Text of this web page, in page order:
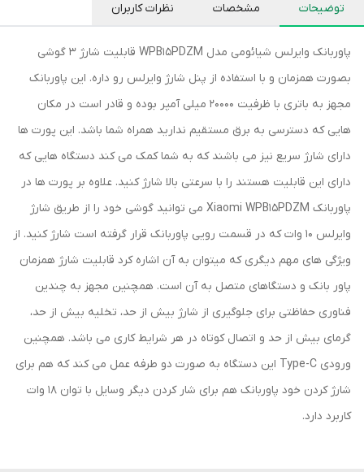
توضیحات مشخصات نظرات کاربران
پاوربانک وایرلس شیائومی مدل WPB15PDZM قابلیت شارژ 3 گوشی
بصورت همزمان و با استفاده از پنل شارژ وایرلس رو داره. این پاوربانک
مجهز به باتری با ظرفیت 20000 میلی آمپر بوده و قادر است در مکان
هایی که دسترسی به برق مستقیم ندارید همراه شما باشد. این پورت ها
دارای شارژ سریع نیز می باشند که به شما کمک می کند دستگاه هایی که
دارای این قابلیت هستند را با سرعتی بالا شارژ کنید. علاوه بر پورت ها در
پاوربانک Xiaomi WPB15PDZM می توانید گوشی خود را از طریق شارژ
وایرلس 10 وات که در قسمت رویی پاوربانک قرار گرفته است شارژ کنید. از
ویژگی های مهم دیگری که میتوان به آن اشاره کرد قابلیت شارژ همزمان
پاور بانک و دستگاهای متصل به آن است. همچنین مجهز به چندین
فناوری حفاظتی برای جلوگیری از شارژ بیش از حد، تخلیه بیش از حد،
گرمای بیش از حد و اتصال کوتاه در هر شرایط کاری می باشد. همچنین
ورودی Type-C این دستگاه به صورت دو طرفه عمل می کند که هم برای
شارژ کردن خود پاوربانک هم برای شار کردن دیگر وسایل با توان 18 وات
کاربرد دارد.